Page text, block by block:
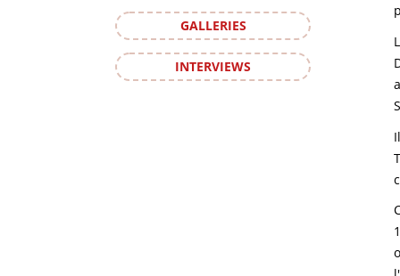
GALLERIES
INTERVIEWS